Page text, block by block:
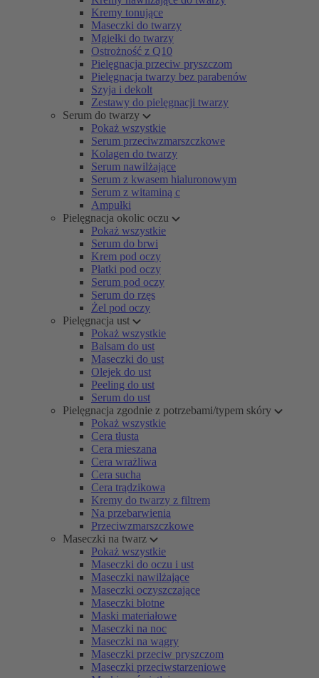
Kremy tonujące
Maseczki do twarzy
Mgiełki do twarzy
Ostrożność z Q10
Pielęgnacja przeciw pryszczom
Pielęgnacja twarzy bez parabenów
Szyja i dekolt
Zestawy do pielęgnacji twarzy
Serum do twarzy
Pokaż wszystkie
Serum przeciwzmarszczkowe
Kolagen do twarzy
Serum nawilżające
Serum z kwasem hialuronowym
Serum z witaminą c
Ampułki
Pielęgnacja okolic oczu
Pokaż wszystkie
Serum do brwi
Krem pod oczy
Płatki pod oczy
Serum pod oczy
Serum do rzęs
Żel pod oczy
Pielęgnacja ust
Pokaż wszystkie
Balsam do ust
Maseczki do ust
Olejek do ust
Peeling do ust
Serum do ust
Pielęgnacja zgodnie z potrzebami/typem skóry
Pokaż wszystkie
Cera tłusta
Cera mieszana
Cera wrażliwa
Cera sucha
Cera trądzikowa
Kremy do twarzy z filtrem
Na przebarwienia
Przeciwzmarszczkowe
Maseczki na twarz
Pokaż wszystkie
Maseczki do oczu i ust
Maseczki nawilżające
Maseczki oczyszczające
Maseczki błotne
Maski materiałowe
Maseczki na noc
Maseczki na wągry
Maseczki przeciw pryszczom
Maseczki przeciwstarzeniowe